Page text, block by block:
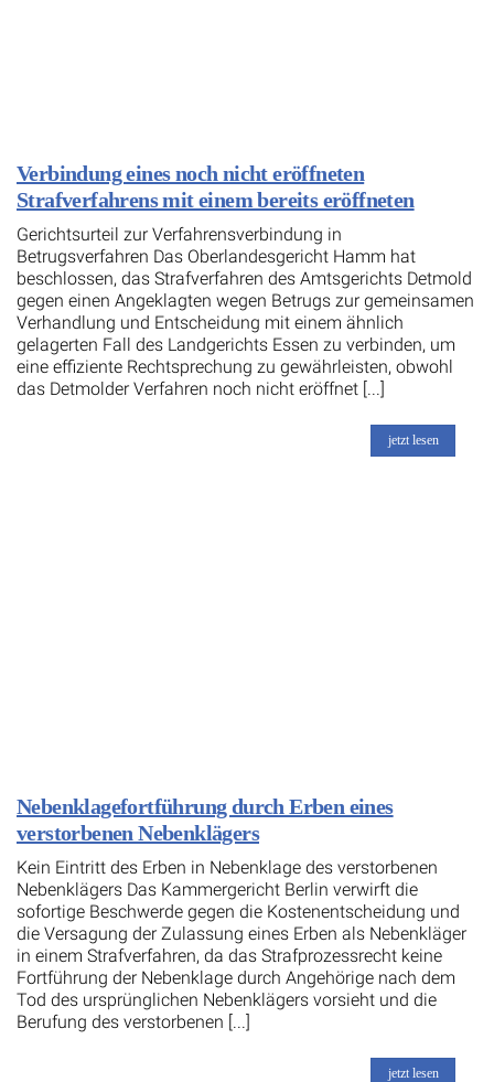
Verbindung eines noch nicht eröffneten
Strafverfahrens mit einem bereits eröffneten
Gerichtsurteil zur Verfahrensverbindung in
Betrugsverfahren Das Oberlandesgericht Hamm hat
beschlossen, das Strafverfahren des Amtsgerichts Detmold
gegen einen Angeklagten wegen Betrugs zur gemeinsamen
Verhandlung und Entscheidung mit einem ähnlich
gelagerten Fall des Landgerichts Essen zu verbinden, um
eine effiziente Rechtsprechung zu gewährleisten, obwohl
das Detmolder Verfahren noch nicht eröffnet [...]
jetzt lesen
Nebenklagefortführung durch Erben eines
verstorbenen Nebenklägers
Kein Eintritt des Erben in Nebenklage des verstorbenen
Nebenklägers Das Kammergericht Berlin verwirft die
sofortige Beschwerde gegen die Kostenentscheidung und
die Versagung der Zulassung eines Erben als Nebenkläger
in einem Strafverfahren, da das Strafprozessrecht keine
Fortführung der Nebenklage durch Angehörige nach dem
Tod des ursprünglichen Nebenklägers vorsieht und die
Berufung des verstorbenen [...]
jetzt lesen